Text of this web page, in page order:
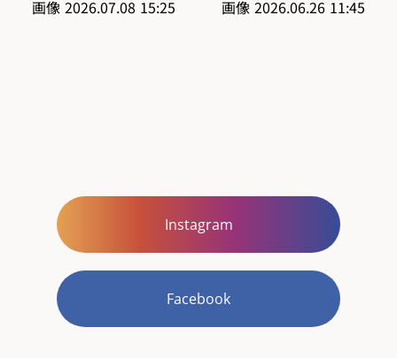
Instagram
Facebook